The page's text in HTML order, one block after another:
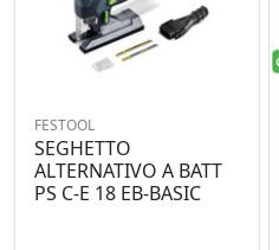
FESTOOL
SEGHETTO
ALTERNATIVO A BATT
PS C-E 18 EB-BASIC